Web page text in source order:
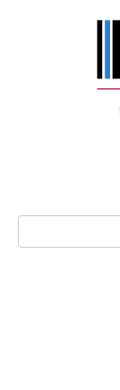
Поиск: